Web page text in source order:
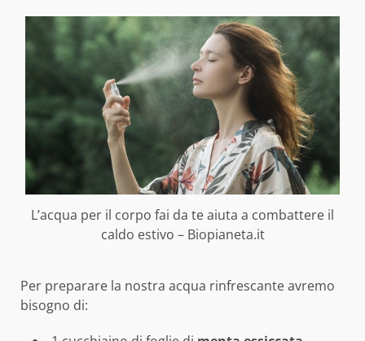
L’acqua per il corpo fai da te aiuta a combattere il
caldo estivo – Biopianeta.it
Per preparare la nostra acqua rinfrescante avremo
bisogno di: